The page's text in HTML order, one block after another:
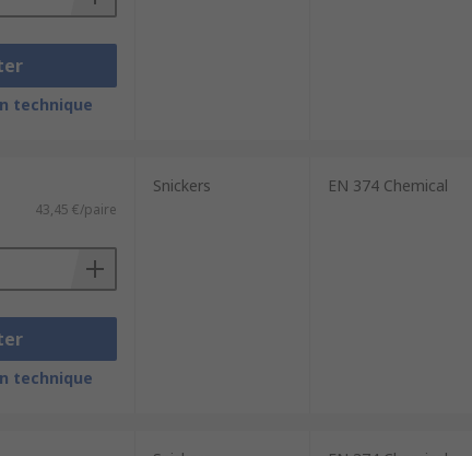
technique
43,45 €/paire
technique
Snickers EN 374 Chemical